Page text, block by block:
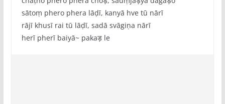
sātoṃ phero phera lāḍī, kanyā hve tū nārī
rājī khusī rai tū lāḍī, sadā svāgiṇa nārī
herī pherī baiyā~ pakaड़ le